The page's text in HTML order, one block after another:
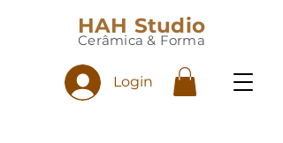
HAH Studio
Cerâmica & Forma
Login